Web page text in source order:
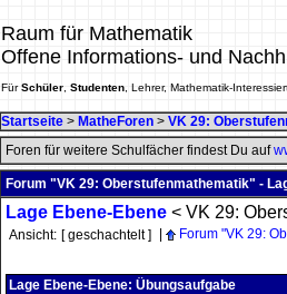
Raum für Mathematik
Offene Informations- und
FürSchüler Studenten , Lehrer, Mathematik-
Startseite > MatheForen > VK 29:
Foren für weitere Schulfächer findest Du auf
Forum "VK 29: Oberstufenmathematik" -
Lage Ebene-Ebene < VK 29:
Ansicht: [ geschachtelt ] Forum "VK 29:
Lage Ebene-Ebene: Übungsaufgabe